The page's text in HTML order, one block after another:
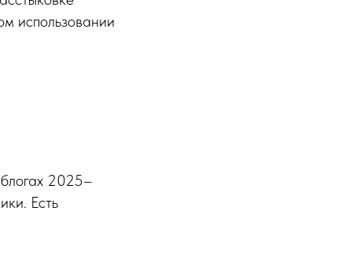
использовании
2025–
Есть